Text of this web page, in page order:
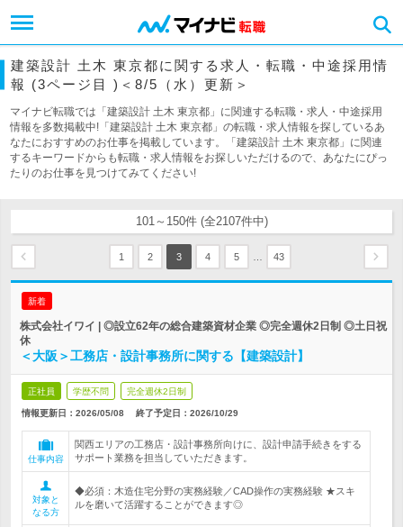
建築設計 土木 東京都に関する求人・転職・中途採用情
報 (3ページ目 )＜8/5（水）更新＞
マイナビ転職では「建築設計 土木 東京都」に関連する転職・求人・中途採用
情報を多数掲載中!「建築設計 土木 東京都」の転職・求人情報を探しているあ
なたにおすすめのお仕事を掲載しています。「建築設計 土木 東京都」に関連
するキーワードからも転職・求人情報をお探しいただけるので、あなたにぴっ
たりのお仕事を見つけてみてください!
101～150件 (全2107件中)
1 2 3 4 5 43
新着
株式会社イワイ | ◎設立62年の総合建築資材企業 ◎完全週休2日制 ◎土日祝
休
＜大阪＞工務店・設計事務所に関する【建築設計】
正社員 学歴不問 完全週休2日制
情報更新日：2026/05/08 終了予定日： 2026/10/29
仕事内容
関西エリアの工務店・設計事務所向けに、設計申請手続きをする
サポート業務を担当していただきます。
対象と
なる方
◆必須：木造住宅分野の実務経験／CAD操作の実務経験 ★スキ
ルを磨いて活躍することができます◎